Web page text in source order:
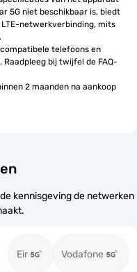
5G niet beschikbaar is, biedt
LTE-netwerkverbinding, mits
telefoons en
bij twijfel de FAQ-
2 maanden na aankoop
kennisgeving de netwerken
Eir Vodafone